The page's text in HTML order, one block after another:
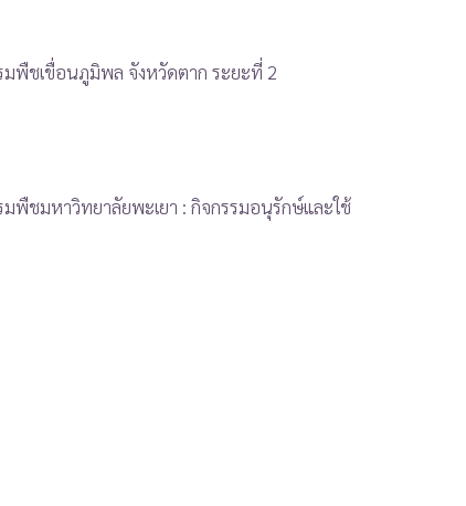
พืชเขื่อนภูมิพล จังหวัดตาก ระยะที่ 2
พืชมหาวิทยาลัยพะเยา : กิจกรรมอนุรักษ์และใช้